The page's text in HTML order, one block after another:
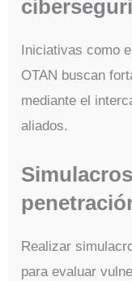
Iniciativas como el
OTAN buscan
mediante el
aliados.
Realizar
para evaluar